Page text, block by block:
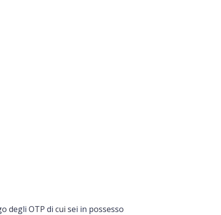
degli OTP di cui sei in possesso